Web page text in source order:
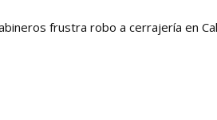
Investigación nacida en
frustra robo a cerrajería en